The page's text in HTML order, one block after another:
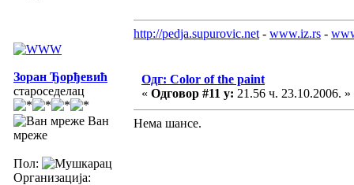
http://pedja.supurovic.net - www.iz.rs -
Зоран Ђорђевић
староседелац
Ван
мреже
Пол:
Организација:
Одг: Color of the paint
« Одговор #11 у: 21.56 ч. 23.10.2006. »
Нема шансе.